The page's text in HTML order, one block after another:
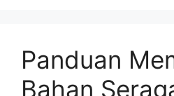
Panduan
Bahan